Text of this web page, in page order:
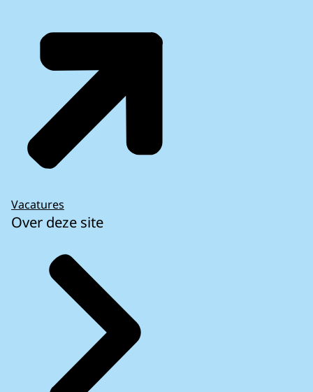
Vacatures
Over deze site